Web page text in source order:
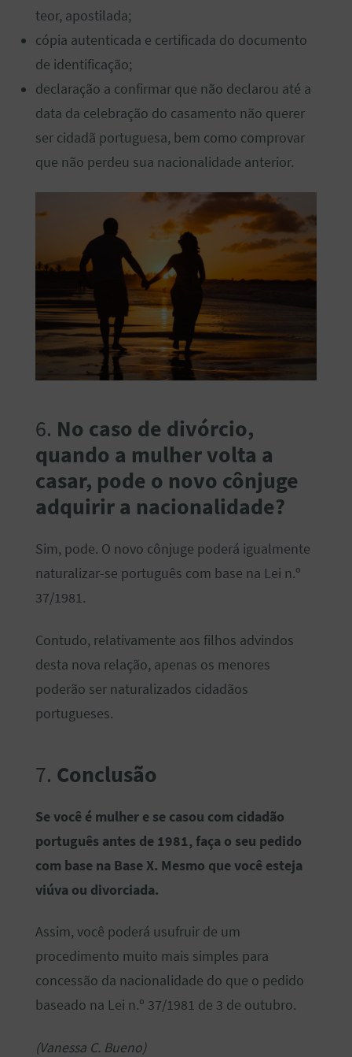
teor, apostilada;
cópia autenticada e certificada do documento
de identificação;
declaração a confirmar que não declarou até a
data da celebração do casamento não querer
ser cidadã portuguesa, bem como comprovar
que não perdeu sua nacionalidade anterior.
6. No caso de divórcio,
quando a mulher volta a
casar, pode o novo cônjuge
adquirir a nacionalidade?
Sim, pode. O novo cônjuge poderá igualmente
naturalizar-se português com base na Lei n.º
37/1981.
Contudo, relativamente aos filhos advindos
desta nova relação, apenas os menores
poderão ser naturalizados cidadãos
portugueses.
7. Conclusão
Se você é mulher e se casou com cidadão
português antes de 1981, faça o seu pedido
com base na Base X. Mesmo que você esteja
viúva ou divorciada.
Assim, você poderá usufruir de um
procedimento muito mais simples para
concessão da nacionalidade do que o pedido
baseado na Lei n.º 37/1981 de 3 de outubro.
(Vanessa C. Bueno)